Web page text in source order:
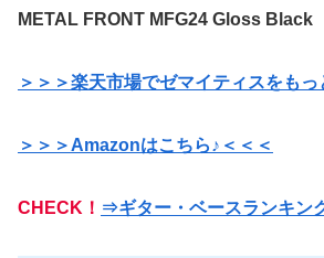
METAL FRONT MFG24 Gloss Black
＞＞＞楽天市場でゼマイティスをもっ
＞＞＞Amazonはこちら♪＜＜＜
CHECK！ ⇒ギター・ベースランキン